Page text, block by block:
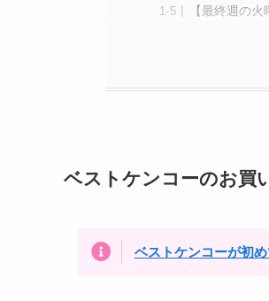
【最終週の
ベストケンコーのお買
ベストケンコーが初